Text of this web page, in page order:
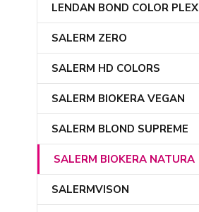
LENDAN BOND COLOR PLEX
SALERM ZERO
SALERM HD COLORS
SALERM BIOKERA VEGAN
SALERM BLOND SUPREME
SALERM BIOKERA NATURA
SALERMVISON